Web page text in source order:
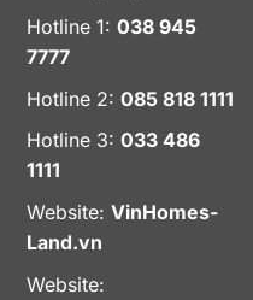
Hotline 1: 038 945
7777
Hotline 2: 085 818 1111
Hotline 3: 033 486
1111
Website: VinHomes-
Land.vn
Website: